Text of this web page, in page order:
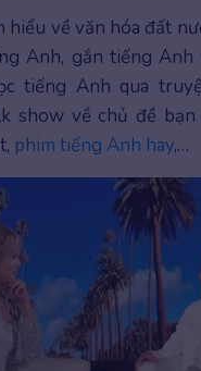
hiểu về văn hóa đất
Anh, gắn tiếng Anh
tiếng Anh qua
show về chủ đề
phim tiếng Anh hay,…